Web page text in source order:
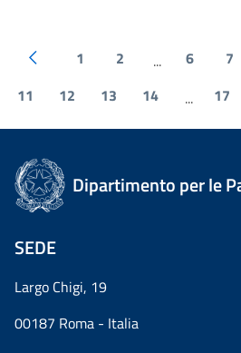
1 2 ... 6 7
11
12 13 14 ... 17
Dipartimento per le
SEDE
Largo Chigi, 19
00187 Roma - Italia